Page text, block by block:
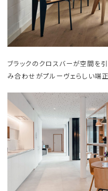
ブラックのクロスバーが空間を
み合わせがプルーヴェらしい端